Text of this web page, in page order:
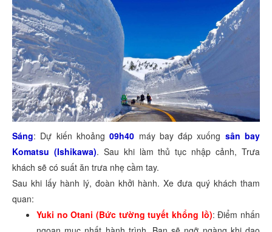
Sáng: Dự kiến khoảng09h40 máy bay đáp xuống sân bay
Komatsu (Ishikawa). Sau khi làm thủ tục nhập cảnh, Trưa
khách sẽ có suất ăn trưa nhẹ cầm tay.
Sau khi lấy hành lý, đoàn khởi hành. Xe đưa quý khách tham
quan:
Yuki no Otani (Bức tường tuyết khổng lồ): Điểm nhấn